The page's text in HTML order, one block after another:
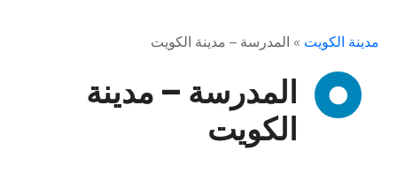
مدينة الكويت » المدرسة – مدينة الكويت
المدرسة – مدينة
الكويت